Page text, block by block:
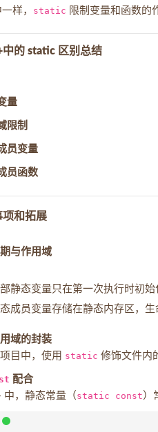
样， static 限制变量和函数的
中的 static 区别总结
量
限制
员变量
员函数
项和拓展
与作用域
静态变量只在第一次执行时初始
成员变量存储在静态内存区，生
域的封装
目中，使用 static 修饰文件内
配合
中，静态常量（static const）